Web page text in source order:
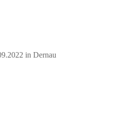
in Dernau